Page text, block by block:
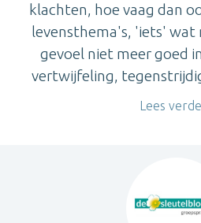
klachten, hoe vaag dan
levensthema's, 'iets'
gevoel niet meer goed
vertwijfeling,
Lees